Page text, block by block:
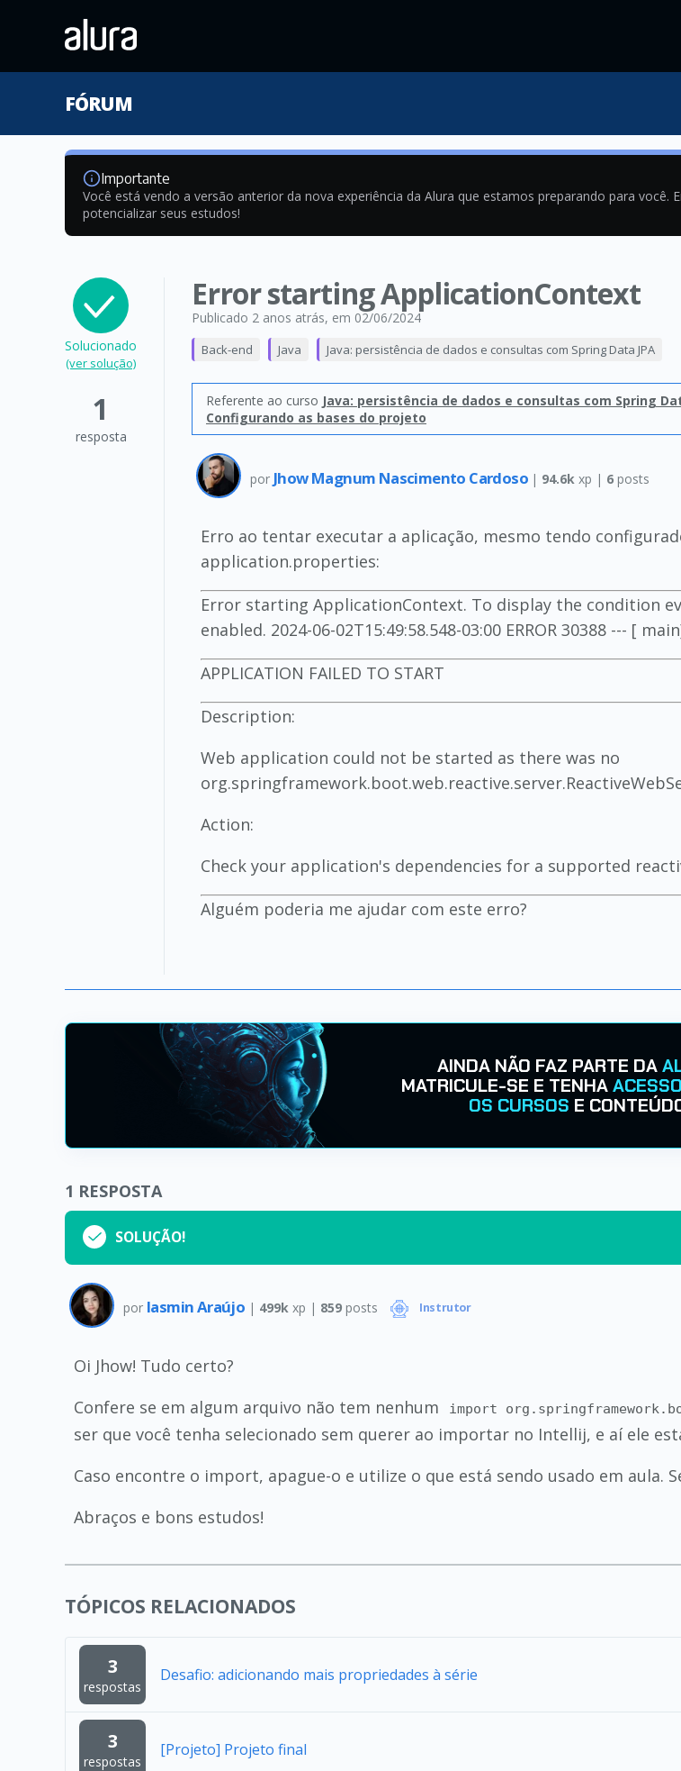
FÓRUM
Importante
Você está vendo a versão anterior da nova experiência da Alura que estamos preparando para
potencializar seus estudos!
Solucionado
(ver solução)
1
resposta
Error starting ApplicationContext
Publicado 2 anos atrás, em 02/06/2024
Back-end Java Java: persistência de dados e consultas com Spring Data JPA
Referente ao curso Java: persistência de dados e consultas com Spring
Configurando as bases do projeto
por Jhow Magnum Nascimento Cardoso | 94.6k xp | 6 posts
Erro ao tentar executar a aplicação, mesmo tendo
application.properties:
Error starting ApplicationContext. To display the condition
enabled. 2024-06-02T15:49:58.548-03:00 ERROR 30388 --- [
APPLICATION FAILED TO START
Description:
Web application could not be started as there was no
Action:
Check your application's dependencies for a supported
Alguém poderia me ajudar com este erro?
AINDA NÃO FAZ PARTE DA
MATRICULE-SE E TENHA
OS CURSOS E
1 RESPOSTA
SOLUÇÃO!
por Iasmin Araújo | 499k xp | 859posts Instrutor
Oi Jhow! Tudo certo?
Confere se em algum arquivo não tem nenhum
import
ser que você tenha selecionado sem querer ao importar no Intellij, e aí ele
Caso encontre o import, apague-o e utilize o que está sendo usado em aula.
Abraços e bons estudos!
TÓPICOS RELACIONADOS
3
respostas
Desafio: adicionando mais propriedades à série
3
respostas
[Projeto] Projeto final